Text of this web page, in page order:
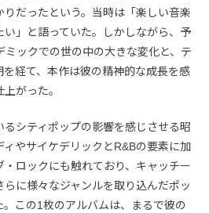
だったという。当時は「楽しい音楽
」と語っていた。しかしながら、予
ックでの世の中の大きな変化と、テ
経て、本作は彼の精神的な成長を感
がった。
シティポップの影響を感じさせる昭
やサイケデリックとR&Bの要素に加
ロックにも触れており、キャッチー
に様々なジャンルを取り込んだポッ
この1枚のアルバムは、まるで彼の